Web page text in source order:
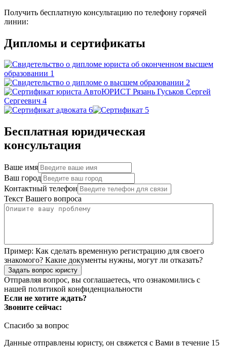
Получить бесплатную консультацию по телефону горячей
линии:
Дипломы и сертификаты
Бесплатная юридическая
консультация
Ваше имя
Ваш город
Контактный телефон
Текст Вашего вопроса
Пример: Как сделать временную регистрацию для своего
знакомого? Какие документы нужны, могут ли отказать?
Задать вопрос юристу
Отправляя вопрос, вы соглашаетесь, что ознакомились с
нашей политикой конфиденциальности
Если не хотите ждать?
Звоните сейчас:
Спасибо за вопрос
Данные отправлены юристу, он свяжется с Вами в течение 15